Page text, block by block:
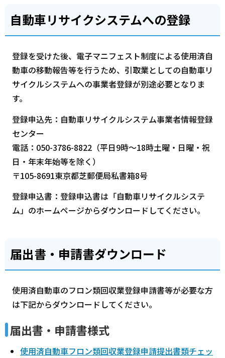
自動車リサイクシステムへの登録
登録を受けた後、電子マニフェスト制度による使用済自
動車の移動報告等を行うため、引取業としての自動車リ
サイクルシステムへの事業者登録が別途必要となりま
す。
登録申込先：自動車リサイクルシステム事業者情報登録
センター
電話：050-3786-8822（平日9時～18時土曜・日曜・祝
日・年末年始等を除く）
〒105-8691東京都芝郵便局私書箱8号
登録申込書：登録申込書は「自動車リサイクルシステ
ム」のホームページからダウンロードしてください。
届出書・申請書ダウンロード
使用済自動車のフロン類回収業登録申請書等が必要な方
は下記からダウンロードしてください。
届出書・申請書様式
使用済自動車フロン類回収業登録申請提出書類チェッ